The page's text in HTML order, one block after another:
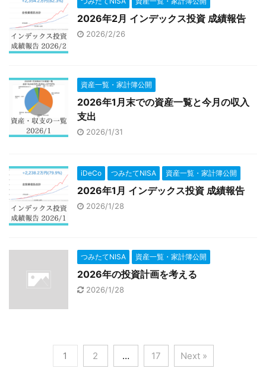
2026年2月 インデックス投資 成績報告
2026/2/26
資産一覧・家計簿公開
2026年1月末での資産一覧と今月の収入
支出
2026/1/31
iDeCo つみたてNISA 資産一覧・家計簿公開
2026年1月 インデックス投資 成績報告
2026/1/28
つみたてNISA 資産一覧・家計簿公開
2026年の投資計画を考える
2026/1/28
1 2 … 17 Next »